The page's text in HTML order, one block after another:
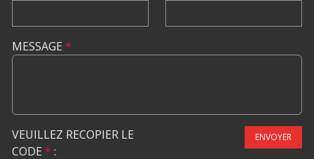
MESSAGE *
VEUILLEZ RECOPIER LE
CODE * :
ENVOYER